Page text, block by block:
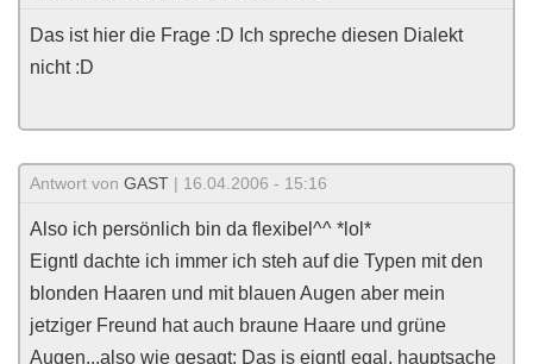
Das ist hier die Frage :D Ich spreche diesen Dialekt
nicht :D
Antwort von GAST | 16.04.2006 - 15:16
Also ich persönlich bin da flexibel^^ *lol*
Eigntl dachte ich immer ich steh auf die Typen mit den
blonden Haaren und mit blauen Augen aber mein
jetziger Freund hat auch braune Haare und grüne
Augen...also wie gesagt: Das is eigntl egal, hauptsache